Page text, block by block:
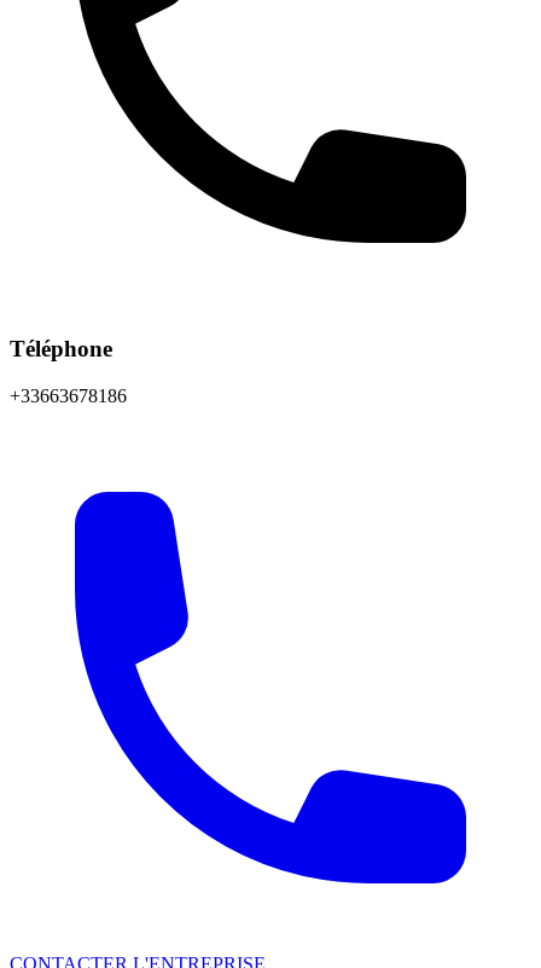
Téléphone
+33663678186
CONTACTER L'ENTREPRISE